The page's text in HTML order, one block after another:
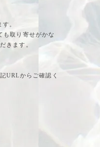
。
も取り寄せがかな
きます。
URLからご確認く